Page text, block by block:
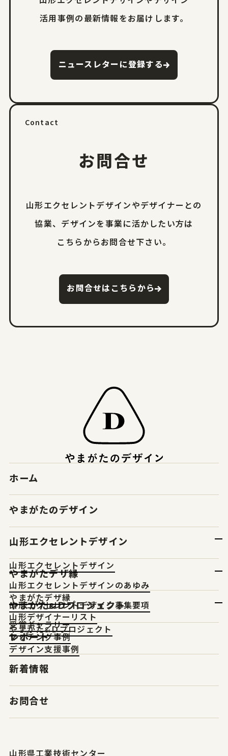
活用事例の最新情報をお届けします。
ニュースレターに登録する
Contact
お問合せ
山形エクセレントデザインやデザイナーとの
協業、 デザインを事業に活かしたい方は
こちらからお問合せ下さい。
お問合せはこちらから
ホーム
やまがたのデザイン
山形エクセレントデザイン
山形エクセレントデザイン
山形エクセレントデザインのあゆみ
山形エクセレントデザイン募集要項
受賞ギャラリー
やまがたデザ縁
やまがたデザ縁
山形デザイナーリスト
マッチング事例
やまがた&Ｄプロジェクト
やまがた&Ｄプロジェクト
デザイン支援事例
レポート
新着情報
お問合せ